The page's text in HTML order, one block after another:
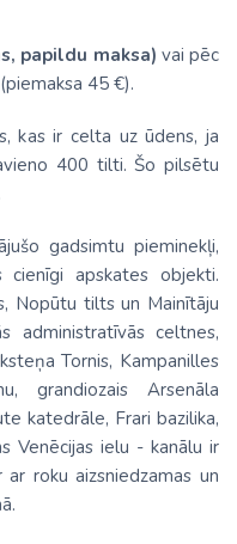
papildu maksa) vai pēc
(piemaksa 45 €).
kas ir celta uz ūdens, ja
400 tilti. Šo pilsētu
gadsimtu pieminekļi,
cienīgi apskates objekti.
Nopūtu tilts un Mainītāju
administratīvās celtnes,
Tornis, Kampanilles
grandiozais Arsenāla
katedrāle, Frari bazilika,
Venēcijas ielu - kanālu ir
roku aizsniedzamas un